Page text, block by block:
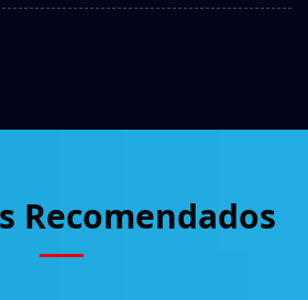
Recomendados